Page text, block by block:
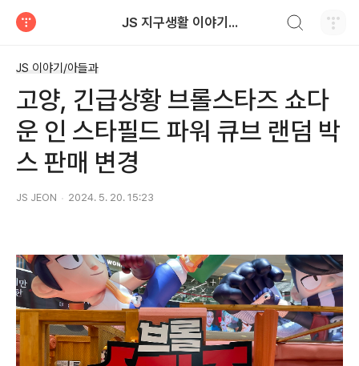
JS 지구생활 이야기...
JS 이야기/아들과
고양, 긴급상황 브롤스타즈 쇼다
운 인 스타필드 파워 큐브 랜덤 박
스 판매 변경
JS JEON 2024. 5. 20. 15:23